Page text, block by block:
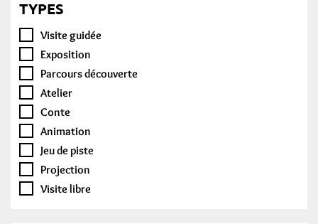
TYPES
Visite guidée
Exposition
Parcours découverte
Atelier
Conte
Animation
Jeu de piste
Projection
Visite libre